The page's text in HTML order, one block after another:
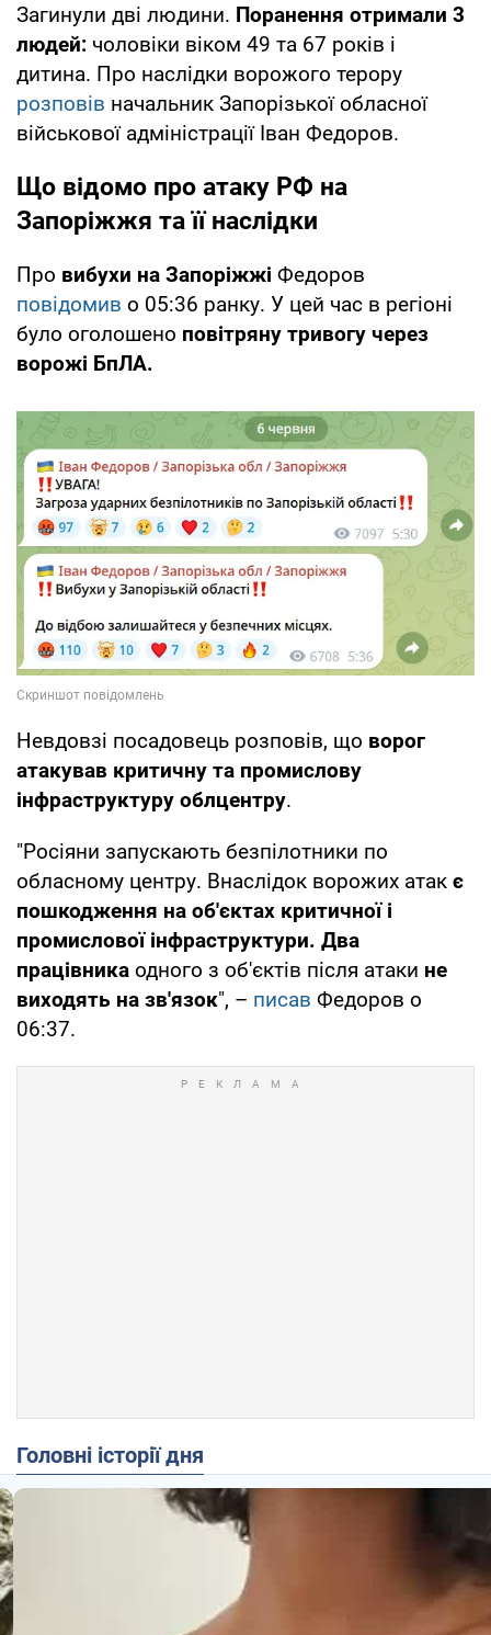
Загинули дві людини. Поранення отримали 3
людей: чоловіки віком 49 та 67 років і
дитина. Про наслідки ворожого терору
розповів начальник Запорізької обласної
військової адміністрації Іван Федоров.
Що відомо про атаку РФ на
Запоріжжя та її наслідки
Про вибухи на Запоріжжі Федоров
повідомив о 05:36 ранку. У цей час в регіоні
було оголошено повітряну тривогу через
ворожі БпЛА.
Невдовзі посадовець розповів, що ворог
атакував критичну та промислову
інфраструктуру облцентру.
"Росіяни запускають безпілотники по
обласному центру. Внаслідок ворожих атак є
пошкодження на об'єктах критичної і
промислової інфраструктури. Два
працівника одного з об'єктів після атаки не
виходять на зв'язок", – писав Федоров о
06:37.
Головні історії дня